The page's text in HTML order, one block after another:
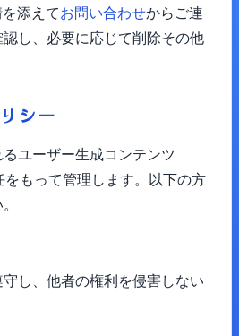
添えてお問い合わせからご連
し、必要に応じて削除その他
シー
ユーザー生成コンテンツ
をもって管理します。以下の方
し、他者の権利を侵害しない